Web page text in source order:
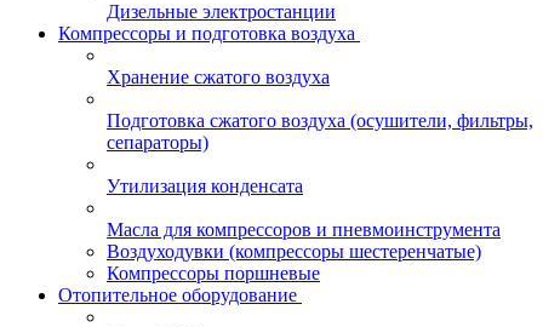
Дизельные электростанции
Компрессоры и подготовка воздуха
Хранение сжатого воздуха
Подготовка сжатого воздуха (осушители, фильтры,
сепараторы)
Утилизация конденсата
Масла для компрессоров и пневмоинструмента
Воздуходувки (компрессоры шестеренчатые)
Компрессоры поршневые
Отопительное оборудование